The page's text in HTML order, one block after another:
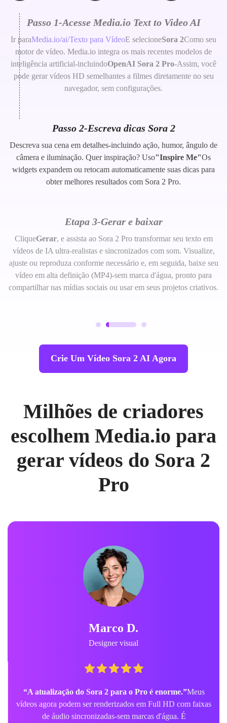
Passo 1-Acesse Media.io Text to Video AI
Ir paraMedia.io/ai/Texto para VídeoE selecioneSora 2Como seu
motor de vídeo. Media.io integra os mais recentes modelos de
inteligência artificial-incluindoOpenAI Sora 2 Pro-Assim, você
pode gerar vídeos HD semelhantes a filmes diretamente no seu
navegador, sem configurações.
Passo 2-Escreva dicas Sora 2
Descreva sua cena em detalhes-incluindo ação, humor, ângulo de
câmera e iluminação. Quer inspiração? Uso"Inspire Me"Os
widgets expandem ou retocam automaticamente suas dicas para
obter melhores resultados com Sora 2 Pro.
Etapa 3-Gerar e baixar
CliqueGerar, e assista ao Sora 2 Pro transformar seu texto em
vídeos de IA ultra-realistas e sincronizados com som. Visualize,
ajuste ou reproduza conforme necessário e, em seguida, baixe seu
vídeo em alta definição (MP4)-sem marca d'água, pronto para
compartilhar nas mídias sociais ou usar em seus projetos criativos.
Crie Um Vídeo Sora 2 AI Agora
Milhões de criadores
escolhem Media.io para
gerar vídeos do Sora 2
Pro
Marco D.
Designer visual
“A atualização do Sora 2 para o Pro é enorme.”Meus
vídeos agora podem ser renderizados em Full HD com faixas
de áudio sincronizadas-sem marcas d'água. É